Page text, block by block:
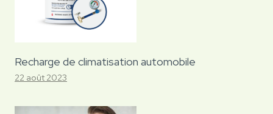
Recharge de climatisation automobile
22 août 2023